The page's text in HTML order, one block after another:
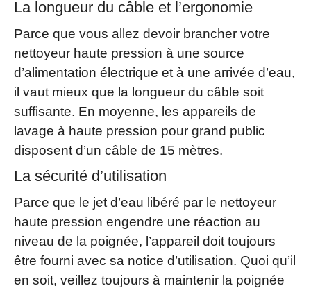
La longueur du câble et l’ergonomie
Parce que vous allez devoir brancher votre
nettoyeur haute pression à une source
d’alimentation électrique et à une arrivée d’eau,
il vaut mieux que la longueur du câble soit
suffisante. En moyenne, les appareils de
lavage à haute pression pour grand public
disposent d’un câble de 15 mètres.
La sécurité d’utilisation
Parce que le jet d’eau libéré par le nettoyeur
haute pression engendre une réaction au
niveau de la poignée, l’appareil doit toujours
être fourni avec sa notice d’utilisation. Quoi qu’il
en soit, veillez toujours à maintenir la poignée